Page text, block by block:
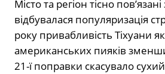
Місто та регіон тісно
відбувалася популяризація
року привабливість Тіхуани
американських пияків
21-ї поправки скасувало